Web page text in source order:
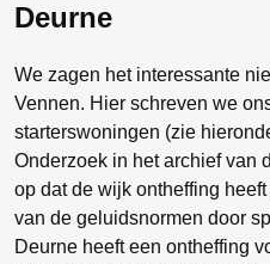
Deurne
We zagen het interessante
Vennen. Hier schreven we
starterswoningen (zie
Onderzoek in het archief van
op dat de wijk ontheffing
van de geluidsnormen door
Deurne heeft een ontheffing